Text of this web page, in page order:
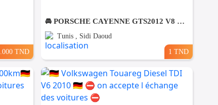
TND
🚘 PORSCHE CAYENNE GTS2012 V8 ESSENCE🚘 🔁 on accepte l échange des voitures
Tunis , Sidi Daoud
1 TND